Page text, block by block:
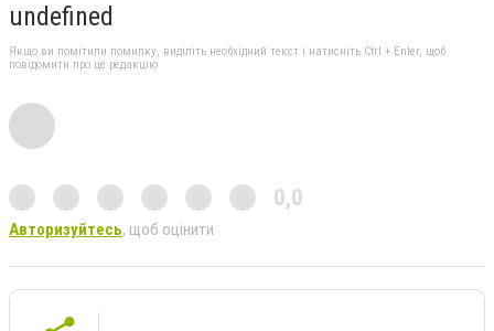
undefined
Якщо ви помітили помилку, виділіть необхідний текст і натисніть Ctrl + Enter, щоб
повідомити про це редакцію
0,0
Авторизуйтесь, щоб оцінити